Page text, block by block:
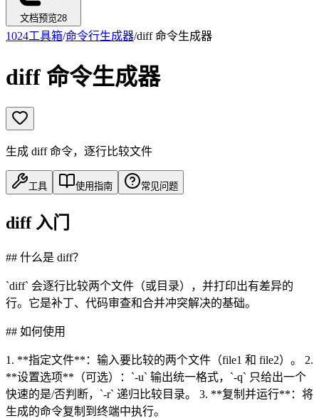
文档预览28
1024工具箱/命令行生成器/diff 命令生成器
diff 命令生成器
生成 diff 命令，逐行比较文件
工具 使用指南 常见问题
diff 入门
## 什么是 diff？
`diff` 会逐行比较两个文件（或目录），并打印出有差异的
行。它是补丁、代码审查和合并冲突解决的基础。
## 如何使用
1. **指定文件**：输入要比较的两个文件（file1 和 file2）。 2.
**设置选项**（可选）：`-u` 输出统一格式，`-q` 只给出一个
快速的是/否判断，`-r` 递归比较目录。 3. **复制并运行**：将
生成的命令复制到终端中执行。